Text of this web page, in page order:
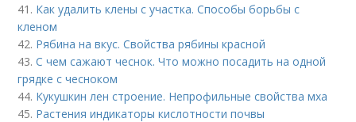
41. Как удалить клены с участка. Способы борьбы с
кленом
42. Рябина на вкус. Свойства рябины красной
43.С чем сажают чеснок. Что можно посадить на одной
грядке с чесноком
44. Кукушкин лен строение. Непрофильные свойства мха
45. Растения индикаторы кислотности почвы